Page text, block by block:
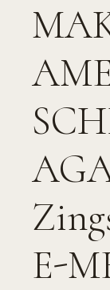
E-